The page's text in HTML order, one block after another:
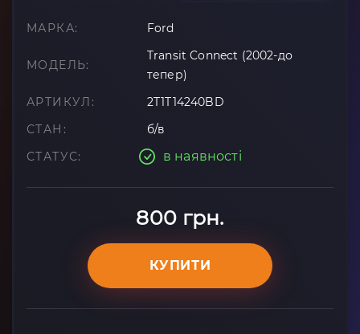
МАРКА: Ford
МОДЕЛЬ:
Transit Connect (2002-до
тепер)
АРТИКУЛ:
2T1T14240BD
СТАН:
б/в
СТАТУС:
в наявності
800 грн.
КУПИТИ